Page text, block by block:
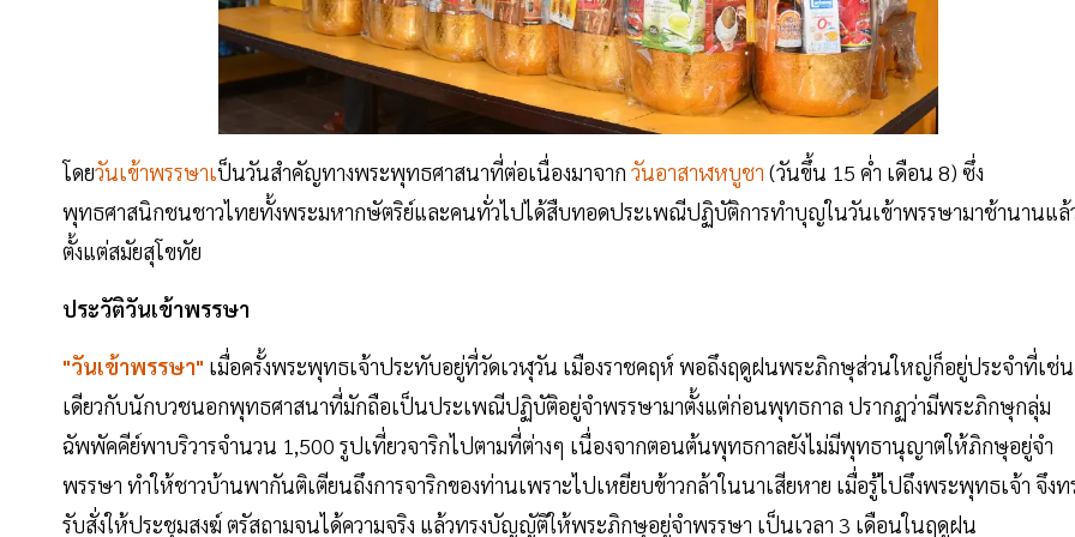
โดยวันเข้าพรรษาเป็นวันสำคัญทางพระพุทธศาสนาที่ต่อเนื่องมาจาก วันอาสาฬหบูชา (วันขึ้น 15 ค่ำ เดือน 8) ซึ่ง
พุทธศาสนิกชนชาวไทยทั้งพระมหากษัตริย์และคนทั่วไปได้สืบทอดประเพณีปฏิบัติการทำบุญในวันเข้าพรรษามาช้านานแล้
ตั้งแต่สมัยสุโขทัย
ประวัติวันเข้าพรรษา
"วันเข้าพรรษา" เมื่อครั้งพระพุทธเจ้าประทับอยู่ที่วัดเวฬุวัน เมืองราชคฤห์ พอถึงฤดูฝนพระภิกษุส่วนใหญ่ก็อยู่ประจำที่เช่น
เดียวกับนักบวชนอกพุทธศาสนาที่มักถือเป็นประเพณีปฏิบัติอยู่จำพรรษามาตั้งแต่ก่อนพุทธกาล ปรากฏว่ามีพระภิกษุกลุ่ม
ฉัพพัคคีย์พาบริวารจำนวน 1,500 รูปเที่ยวจาริกไปตามที่ต่างๆ เนื่องจากตอนต้นพุทธกาลยังไม่มีพุทธานุญาตให้ภิกษุอยู่จำ
พรรษา ทำให้ชาวบ้านพากันติเตียนถึงการจาริกของท่านเพราะไปเหยียบข้าวกล้าในนาเสียหาย เมื่อรู้ไปถึงพระพุทธเจ้า จึงท
รับสั่งให้ประชุมสงฆ์ ตรัสถามจนได้ความจริง แล้วทรงบัญญัติให้พระภิกษุอยู่จำพรรษา เป็นเวลา 3 เดือนในฤดูฝน